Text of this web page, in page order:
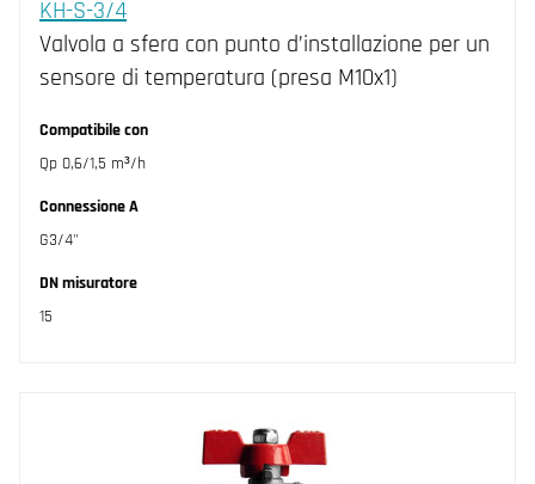
KH-S-3/4
Valvola a sfera con punto d’installazione per un
sensore di temperatura (presa M10x1)
Compatibile con
Qp 0,6/1,5 m³/h
Connessione A
G3/4"
DN misuratore
15